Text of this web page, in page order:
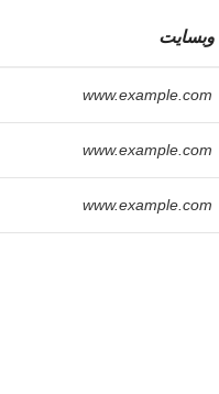
وبسایت
www.example.com
www.example.com
www.example.com